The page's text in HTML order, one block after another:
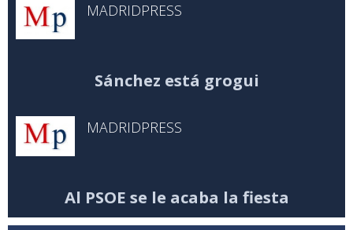
MADRIDPRESS
Sánchez está grogui
MADRIDPRESS
Al PSOE se le acaba la fiesta